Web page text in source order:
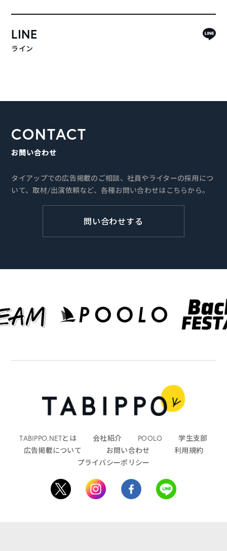
LINE
ライン
CONTACT
お問い合わせ
タイアップでの広告掲載のご相談、社員やライターの採用につ
いて、取材/出演依頼など、各種お問い合わせはこちらから。
問い合わせする
TABIPPO.NETとは 会社紹介 POOLO
学生支部
広告掲載について
お問い合わせ
利用規約
プライバシーポリシー